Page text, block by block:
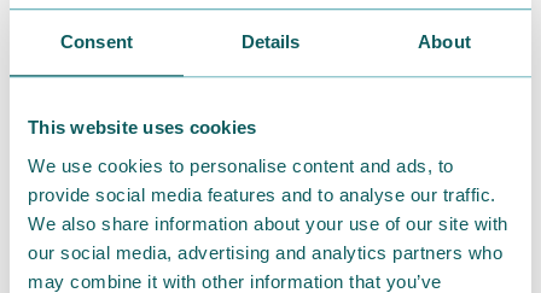
Consent Details About
This website uses cookies
We use cookies to personalise content and ads, to
provide social media features and to analyse our traffic.
We also share information about your use of our site with
our social media, advertising and analytics partners who
may combine it with other information that you’ve